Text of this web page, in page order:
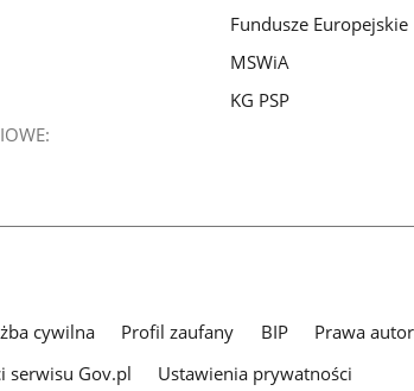
Fundusze Europejskie
MSWiA
KG PSP
cywilna Profil zaufany BIP Prawa
serwisu Gov.pl
Ustawienia prywatności